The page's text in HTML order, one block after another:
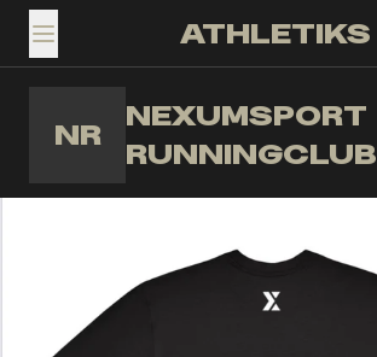
TOGGLE MENUATHLETIKS
NR
NEXUMSPORT
RUNNINGCLUB